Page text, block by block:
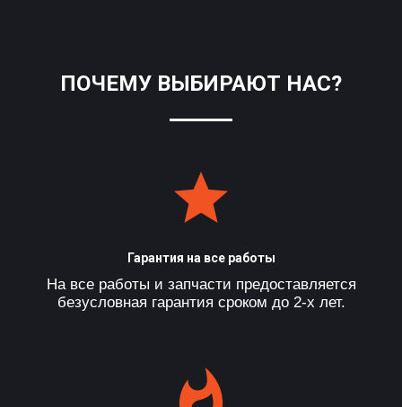
ПОЧЕМУ ВЫБИРАЮТ НАС?
Гарантия на все работы
На все работы и запчасти предоставляется
безусловная гарантия сроком до 2-х лет.